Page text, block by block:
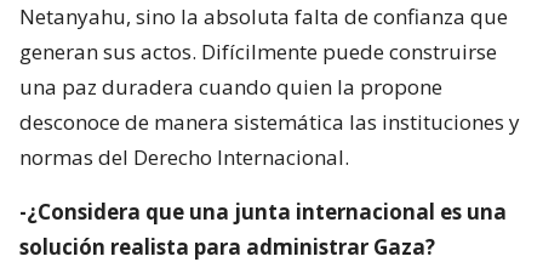
Netanyahu, sino la absoluta falta de confianza que
generan sus actos. Difícilmente puede construirse
una paz duradera cuando quien la propone
desconoce de manera sistemática las instituciones y
normas del Derecho Internacional.
-¿Considera que una junta internacional es una
solución realista para administrar Gaza?